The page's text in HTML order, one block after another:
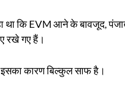
था कि EVM आने के बावजूद,
रखे गए हैं।
कारण बिल्कुल साफ है।